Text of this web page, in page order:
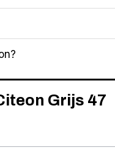
Grijs 47